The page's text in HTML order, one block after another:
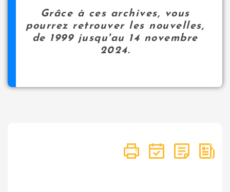
Grâce à ces archives, vous
pourrez retrouver les nouvelles,
de 1999 jusqu'au 14 novembre
2024.